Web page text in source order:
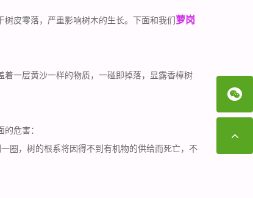
皮零落，严重影响树木的生长。下面和我们萝岗
一层黄沙一样的物质，一碰即掉落，显露香樟树
危害：
圈，树的根系将因得不到有机物的供给而死亡，不